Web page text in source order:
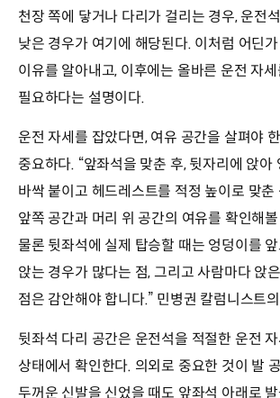
천장 쪽에 닿거나 다리가 걸리는 경우, 운전
낮은 경우가 여기에 해당된다. 이처럼 어딘
이유를 알아내고, 이후에는 올바른 운전 자
필요하다는 설명이다.
운전 자세를 잡았다면, 여유 공간을 살펴야
중요하다. “앞좌석을 맞춘 후, 뒷자리에 앉아
바싹 붙이고 헤드레스트를 적정 높이로 맞춘
앞쪽 공간과 머리 위 공간의 여유를 확인해
물론 뒷좌석에 실제 탑승할 때는 엉덩이를
앉는 경우가 많다는 점, 그리고 사람마다 앉
점은 감안해야 합니다.” 민병권 칼럼니스트
뒷좌석 다리 공간은 운전석을 적절한 운전
상태에서 확인한다. 의외로 중요한 것이 발
두꺼운 신발을 신었을 때도 앞좌석 아래로